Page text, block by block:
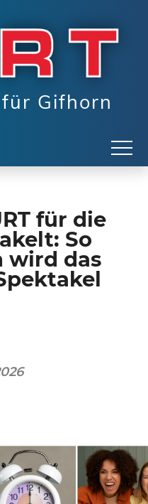
Gifhorn
für die
So
wird das